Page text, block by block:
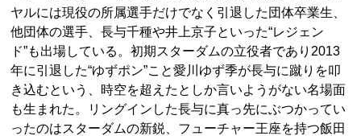
ヤルには現役の所属選手だけでなく引退した団体卒業生、
他団体の選手、長与千種や井上京子といった“レジェン
ド”も出場している。初期スターダムの立役者であり2013
年に引退した“ゆずポン”こと愛川ゆず季が長与に蹴りを叩
き込むという、時空を超えたとしか言いようがない名場面
も生まれた。リングインした長与に真っ先にぶつかってい
ったのはスターダムの新鋭、フューチャー王座を持つ飯田